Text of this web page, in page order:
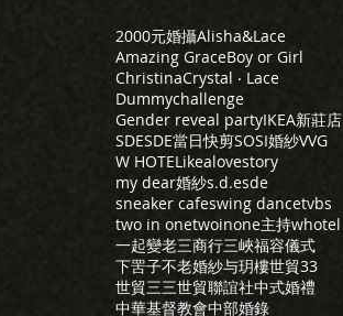
2000元婚攝Alisha&Lace
Amazing GraceBoy or Girl
ChristinaCrystal ‧ Lace
Dummychallenge
Gender reveal partyIKEA新莊店
SDESDE當日快剪SOSI婚紗VVG
W HOTELikealovestory
my dear婚紗s.d.esde
sneaker cafeswing dancetvbs
two in onetwoinone主持whotel
一起變老三商行三峽福容儀式
下罟子不老婚紗与玥樓世貿33
世貿三三世貿聯誼社中式婚禮
中華基督教會中部婚錄